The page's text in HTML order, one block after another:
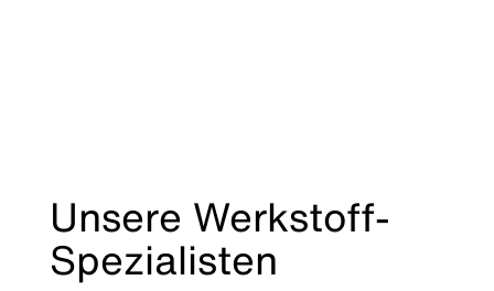
Unsere Werkstoff-
Spezialisten